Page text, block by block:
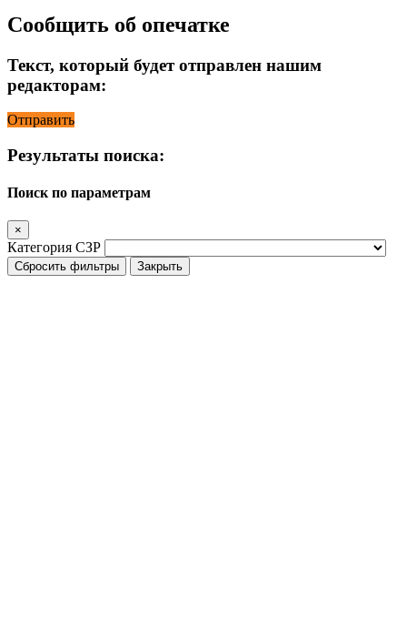
Сообщить об опечатке
Текст, который будет отправлен нашим
редакторам:
Отправить
Результаты поиска:
Поиск по параметрам
×
Категория СЗР
Сбросить фильтры Закрыть